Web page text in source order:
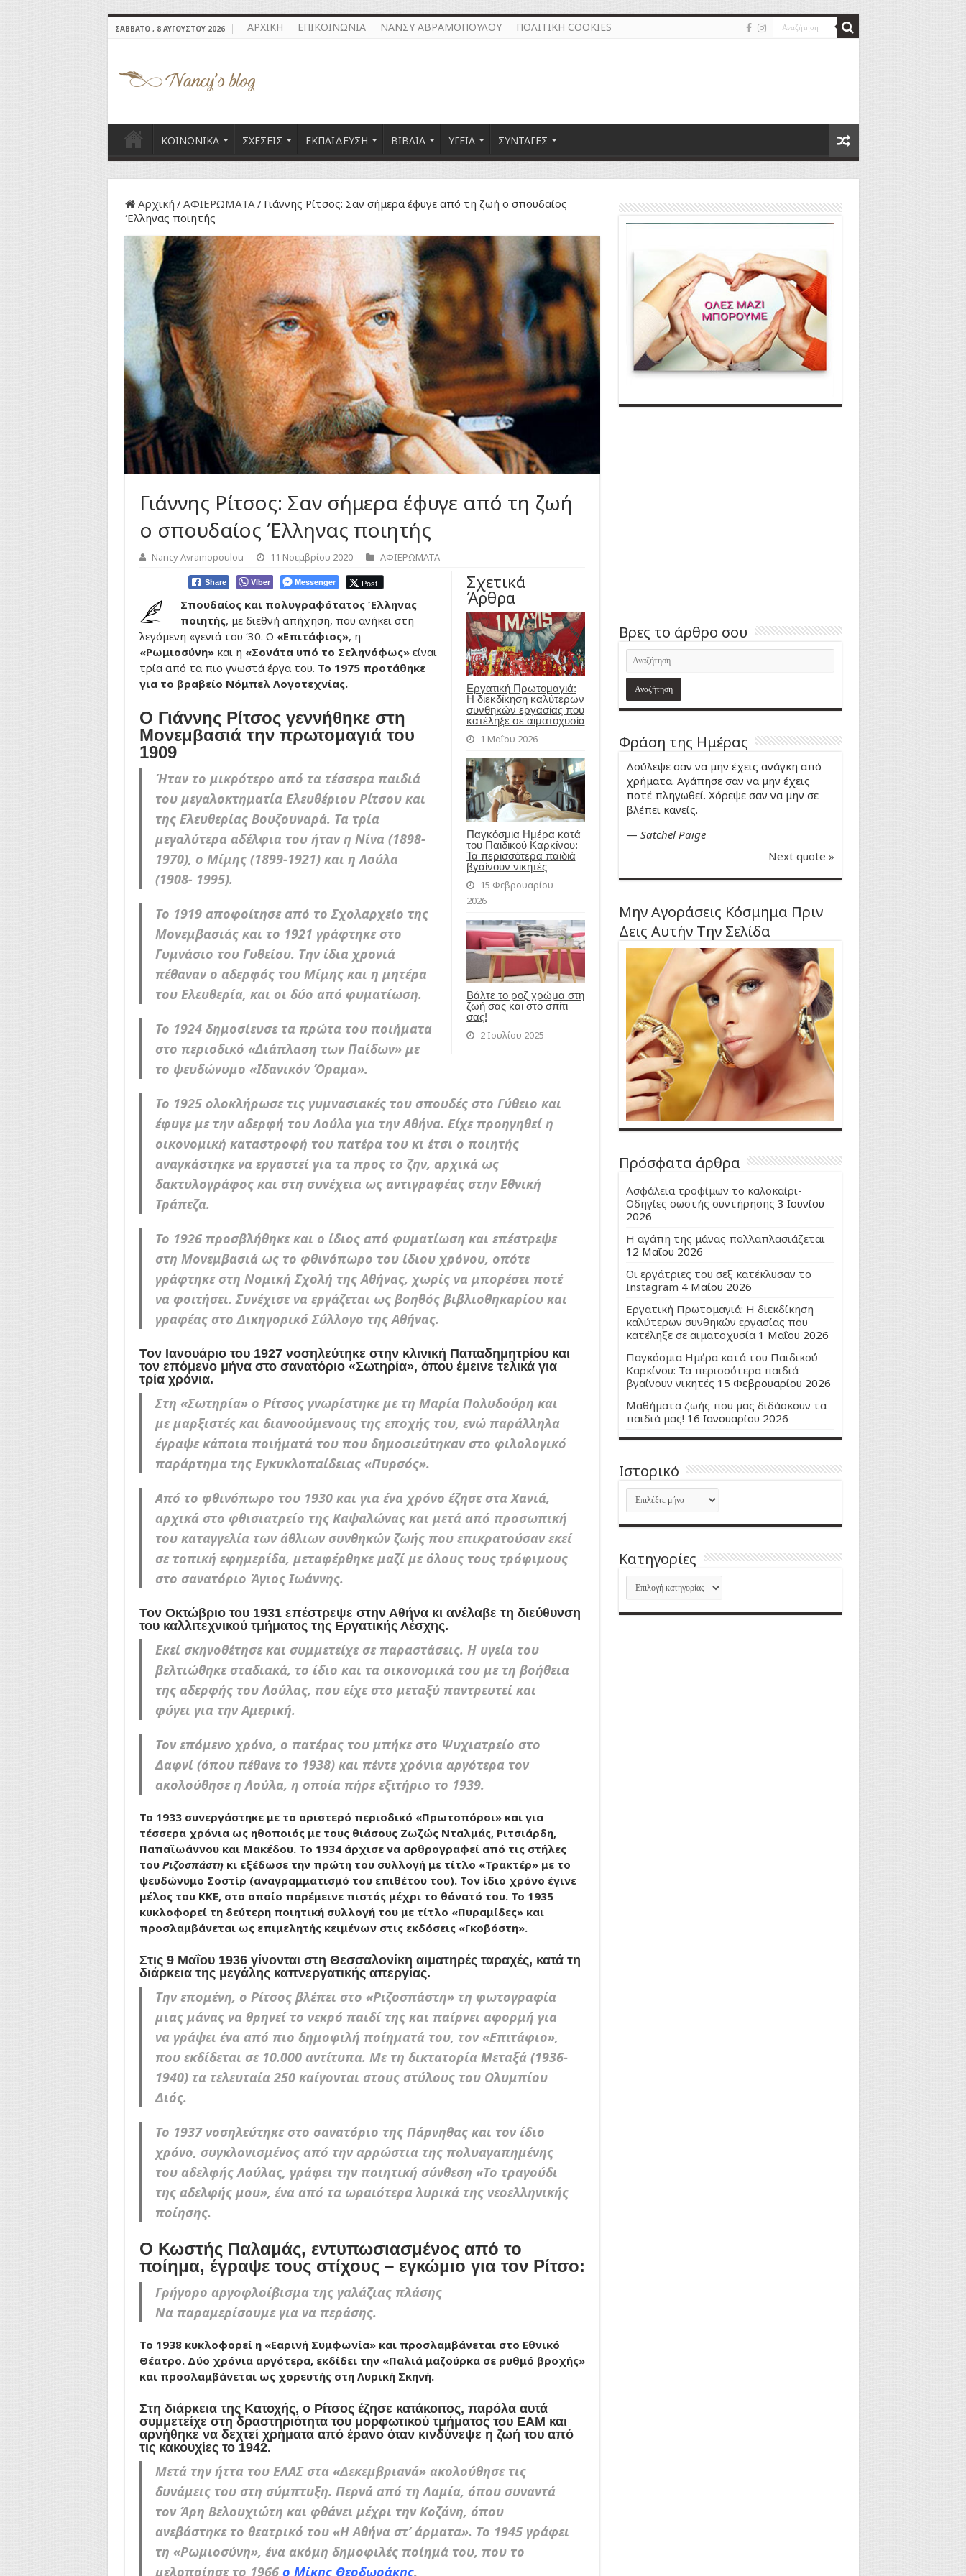
ΣΆΒΒΑΤΟ , 8 ΑΥΓΟΎΣΤΟΥ 2026 ΑΡΧΙΚΗ ΕΠΙΚΟΙΝΩΝΙΑ ΝΑΝΣΥ ΑΒΡΑΜΟΠΟΥΛΟΥ ΠΟΛΙΤΙΚΗ COOKIES
ΚΟΙΝΩΝΙΚΑ ΣΧΕΣΕΙΣ ΕΚΠΑΙΔΕΥΣΗ ΒΙΒΛΙΑ ΥΓΕΙΑ ΣΥΝΤΑΓΕΣ
Αρχική /ΑΦΙΕΡΩΜΑΤΑ/ Γιάννης Ρίτσος: Σαν σήμερα έφυγε από τη ζωή ο σπουδαίος
Έλληνας ποιητής
Γιάννης Ρίτσος: Σαν σήμερα έφυγε από τη ζωή
ο σπουδαίος Έλληνας ποιητής
Nancy Avramopoulou 11 Νοεμβρίου 2020 ΑΦΙΕΡΩΜΑΤΑ
Σχετικά
Άρθρα
Εργατική Πρωτομαγιά:
Η διεκδίκηση καλύτερων
συνθηκών εργασίας που
κατέληξε σε αιματοχυσία
1 Μαΐου 2026
Παγκόσμια Ημέρα κατά
του Παιδικού Καρκίνου:
Τα περισσότερα παιδιά
βγαίνουν νικητές
15 Φεβρουαρίου
2026
Βάλτε το ροζ χρώμα στη
ζωή σας και στο σπίτι
σας!
2 Ιουλίου 2025
Share Viber Messenger Post
Σπουδαίος και πολυγραφότατος Έλληνας
ποιητής, με διεθνή απήχηση, που ανήκει στη
λεγόμενη «γενιά του ‘30. Ο «Επιτάφιος», η
«Ρωμιοσύνη»και η «Σονάτα υπό το Σεληνόφως»είναι
τρία από τα πιο γνωστά έργα του. Το 1975 προτάθηκε
για το βραβείο Νόμπελ Λογοτεχνίας.
Ο Γιάννης Ρίτσος γεννήθηκε στη
Μονεμβασιά την πρωτομαγιά του
1909
Ήταν το μικρότερο από τα τέσσερα παιδιά
του μεγαλοκτηματία Ελευθέριου Ρίτσου και
της Ελευθερίας Βουζουναρά. Τα τρία
μεγαλύτερα αδέλφια του ήταν η Νίνα (1898-
1970), ο Μίμης (1899-1921) και η Λούλα
(1908- 1995).
Το 1919 αποφοίτησε από το Σχολαρχείο της
Μονεμβασιάς και το 1921 γράφτηκε στο
Γυμνάσιο του Γυθείου. Την ίδια χρονιά
πέθαναν ο αδερφός του Μίμης και η μητέρα
του Ελευθερία, και οι δύο από φυματίωση.
Το 1924 δημοσίευσε τα πρώτα του ποιήματα
στο περιοδικό «Διάπλαση των Παίδων» με
το ψευδώνυμο «Ιδανικόν Όραμα».
Το 1925 ολοκλήρωσε τις γυμνασιακές του σπουδές στο Γύθειο και
έφυγε με την αδερφή του Λούλα για την Αθήνα. Είχε προηγηθεί η
οικονομική καταστροφή του πατέρα του κι έτσι ο ποιητής
αναγκάστηκε να εργαστεί για τα προς το ζην, αρχικά ως
δακτυλογράφος και στη συνέχεια ως αντιγραφέας στην Εθνική
Τράπεζα.
Το 1926 προσβλήθηκε και ο ίδιος από φυματίωση και επέστρεψε
στη Μονεμβασιά ως το φθινόπωρο του ίδιου χρόνου, οπότε
γράφτηκε στη Νομική Σχολή της Αθήνας, χωρίς να μπορέσει ποτέ
να φοιτήσει. Συνέχισε να εργάζεται ως βοηθός βιβλιοθηκαρίου και
γραφέας στο Δικηγορικό Σύλλογο της Αθήνας.
Τον Ιανουάριο του 1927 νοσηλεύτηκε στην κλινική Παπαδημητρίου και
τον επόμενο μήνα στο σανατόριο «Σωτηρία», όπου έμεινε τελικά για
τρία χρόνια.
Στη «Σωτηρία» ο Ρίτσος γνωρίστηκε με τη Μαρία Πολυδούρη και
με μαρξιστές και διανοούμενους της εποχής του, ενώ παράλληλα
έγραψε κάποια ποιήματά του που δημοσιεύτηκαν στο φιλολογικό
παράρτημα της Εγκυκλοπαίδειας «Πυρσός».
Από το φθινόπωρο του 1930 και για ένα χρόνο έζησε στα Χανιά,
αρχικά στο φθισιατρείο της Καψαλώνας και μετά από προσωπική
του καταγγελία των άθλιων συνθηκών ζωής που επικρατούσαν εκεί
σε τοπική εφημερίδα, μεταφέρθηκε μαζί με όλους τους τρόφιμους
στο σανατόριο Άγιος Ιωάννης.
Τον Οκτώβριο του 1931 επέστρεψε στην Αθήνα κι ανέλαβε τη διεύθυνση
του καλλιτεχνικού τμήματος της Εργατικής Λέσχης.
Εκεί σκηνοθέτησε και συμμετείχε σε παραστάσεις. Η υγεία του
βελτιώθηκε σταδιακά, το ίδιο και τα οικονομικά του με τη βοήθεια
της αδερφής του Λούλας, που είχε στο μεταξύ παντρευτεί και
φύγει για την Αμερική.
Τον επόμενο χρόνο, ο πατέρας του μπήκε στο Ψυχιατρείο στο
Δαφνί (όπου πέθανε το 1938) και πέντε χρόνια αργότερα τον
ακολούθησε η Λούλα, η οποία πήρε εξιτήριο το 1939.
Το 1933 συνεργάστηκε με το αριστερό περιοδικό «Πρωτοπόροι» και για
τέσσερα χρόνια ως ηθοποιός με τους θιάσους Ζωζώς Νταλμάς, Ριτσιάρδη,
Παπαϊωάννου και Μακέδου. Το 1934 άρχισε να αρθρογραφεί από τις στήλες
του Ριζοσπάστηκι εξέδωσε την πρώτη του συλλογή με τίτλο «Τρακτέρ» με το
ψευδώνυμο Σοστίρ (αναγραμματισμό του επιθέτου του). Τον ίδιο χρόνο έγινε
μέλος του ΚΚΕ, στο οποίο παρέμεινε πιστός μέχρι το θάνατό του. Το 1935
κυκλοφορεί τη δεύτερη ποιητική συλλογή του με τίτλο «Πυραμίδες» και
προσλαμβάνεται ως επιμελητής κειμένων στις εκδόσεις «Γκοβόστη».
Στις 9 Μαΐου 1936 γίνονται στη Θεσσαλονίκη αιματηρές ταραχές, κατά τη
διάρκεια της μεγάλης καπνεργατικής απεργίας.
Την επομένη, ο Ρίτσος βλέπει στο «Ριζοσπάστη» τη φωτογραφία
μιας μάνας να θρηνεί το νεκρό παιδί της και παίρνει αφορμή για
να γράψει ένα από πιο δημοφιλή ποίηματά του, τον «Επιτάφιο»,
που εκδίδεται σε 10.000 αντίτυπα. Με τη δικτατορία Μεταξά (1936-
1940) τα τελευταία 250 καίγονται στους στύλους του Ολυμπίου
Διός.
Το 1937 νοσηλεύτηκε στο σανατόριο της Πάρνηθας και τον ίδιο
χρόνο, συγκλονισμένος από την αρρώστια της πολυαγαπημένης
του αδελφής Λούλας, γράφει την ποιητική σύνθεση «Το τραγούδι
της αδελφής μου», ένα από τα ωραιότερα λυρικά της νεοελληνικής
ποίησης.
Ο Κωστής Παλαμάς, εντυπωσιασμένος από το
ποίημα, έγραψε τους στίχους – εγκώμιο για τον Ρίτσο:
Γρήγορο αργοφλοίβισμα της γαλάζιας πλάσης
Να παραμερίσουμε για να περάσης.
Το 1938 κυκλοφορεί η «Εαρινή Συμφωνία» και προσλαμβάνεται στο Εθνικό
Θέατρο. Δύο χρόνια αργότερα, εκδίδει την «Παλιά μαζούρκα σε ρυθμό βροχής»
και προσλαμβάνεται ως χορευτής στη Λυρική Σκηνή.
Στη διάρκεια της Κατοχής, ο Ρίτσος έζησε κατάκοιτος, παρόλα αυτά
συμμετείχε στη δραστηριότητα του μορφωτικού τμήματος του ΕΑΜ και
αρνήθηκε να δεχτεί χρήματα από έρανο όταν κινδύνεψε η ζωή του από
τις κακουχίες το 1942.
Μετά την ήττα του ΕΛΑΣ στα «Δεκεμβριανά» ακολούθησε τις
δυνάμεις του στη σύμπτυξη. Περνά από τη Λαμία, όπου συναντά
τον Άρη Βελουχιώτη και φθάνει μέχρι την Κοζάνη, όπου
ανεβάστηκε το θεατρικό του «Η Αθήνα στ’ άρματα». Το 1945 γράφει
τη «Ρωμιοσύνη», ένα ακόμη δημοφιλές ποίημά του, που το
μελοποίησε το 1966 ο Μίκης Θεοδωράκης.
Βρες το άρθρο σου
Φράση της Ημέρας
Δούλεψε σαν να μην έχεις ανάγκη από
χρήματα. Αγάπησε σαν να μην έχεις
ποτέ πληγωθεί. Χόρεψε σαν να μην σε
βλέπει κανείς.
— Satchel Paige
Next quote »
Μην Αγοράσεις Κόσμημα Πριν
Δεις Αυτήν Την Σελίδα
Πρόσφατα άρθρα
Ασφάλεια τροφίμων το καλοκαίρι-
Οδηγίες σωστής συντήρησης 3 Ιουνίου
2026
Η αγάπη της μάνας πολλαπλασιάζεται
12 Μαΐου 2026
Οι εργάτριες του σεξ κατέκλυσαν το
Instagram 4 Μαΐου 2026
Εργατική Πρωτομαγιά: Η διεκδίκηση
καλύτερων συνθηκών εργασίας που
κατέληξε σε αιματοχυσία 1 Μαΐου 2026
Παγκόσμια Ημέρα κατά του Παιδικού
Καρκίνου: Τα περισσότερα παιδιά
βγαίνουν νικητές 15 Φεβρουαρίου 2026
Μαθήματα ζωής που μας διδάσκουν τα
παιδιά μας! 16 Ιανουαρίου 2026
Ιστορικό
Ιστορικό
Kατηγορίες
Kατηγορίες